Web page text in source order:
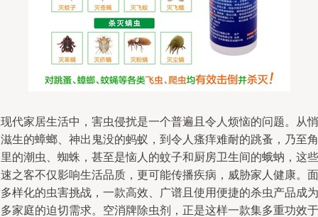
代家居生活中，害虫侵扰是一个普遍且令人烦恼的问题。从悄
生的蟑螂、神出鬼没的蚂蚁，到令人瘙痒难耐的跳蚤，乃至角
的潮虫、蜘蛛，甚至是恼人的蚊子和厨房卫生间的蛾蚋，这些
之客不仅影响生活品质，更可能传播疾病，威胁家人健康。面
样化的虫害挑战，一款高效、广谱且使用便捷的杀虫产品成为
家庭的迫切需求。空消牌除虫剂，正是这样一款集多重功效于